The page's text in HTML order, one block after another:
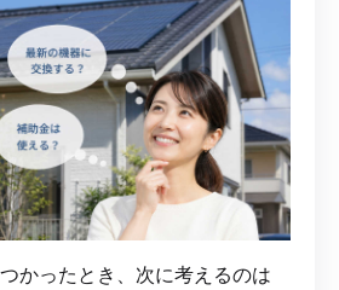
かったとき、次に考えるのは